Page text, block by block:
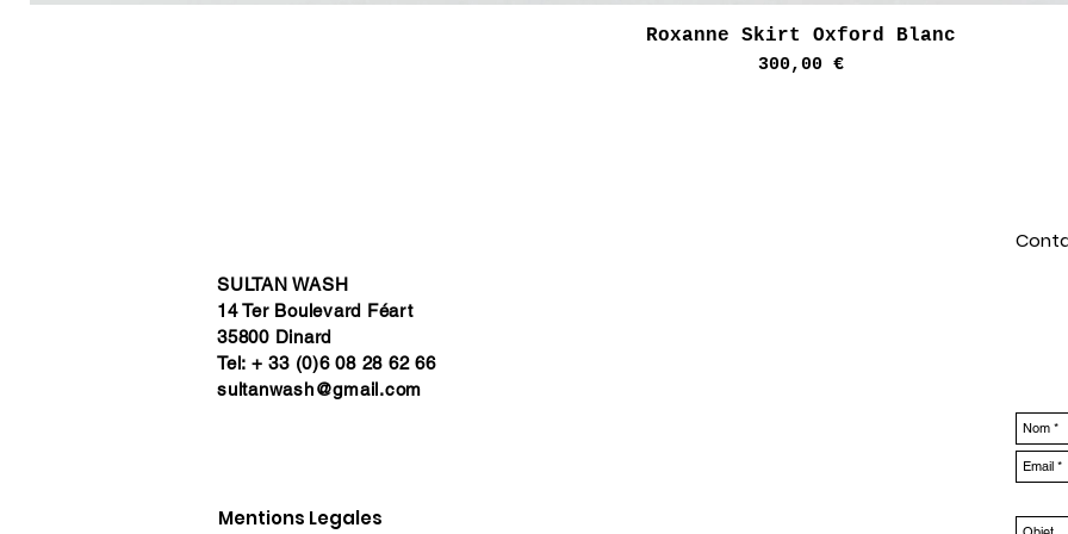
Aperçu rapide
Roxanne Skirt Oxford Blanc
Prix
300,00 €
SULTAN WASH
14 Ter Boulevard Féart
35800 Dinard
Tel: + 33 (0)6 08 28 62 66
sultanwash@gmail.com
Mentions Legales